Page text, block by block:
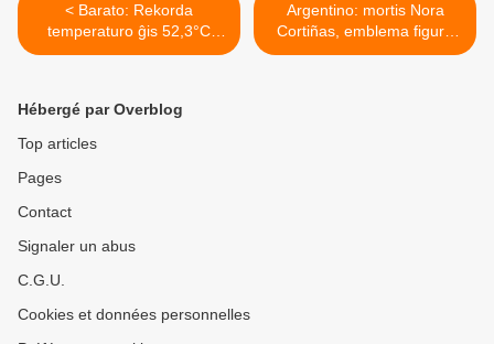
< Barato: Rekorda
temperaturo ĝis 52,3°C
estas registrita en Nov-
Argentino: mortis Nora
Cortiñas, emblema figuro
de la movado « Patrinoj de
Hébergé par Overblog
Top articles
Pages
Contact
Signaler un abus
C.G.U.
Cookies et données personnelles